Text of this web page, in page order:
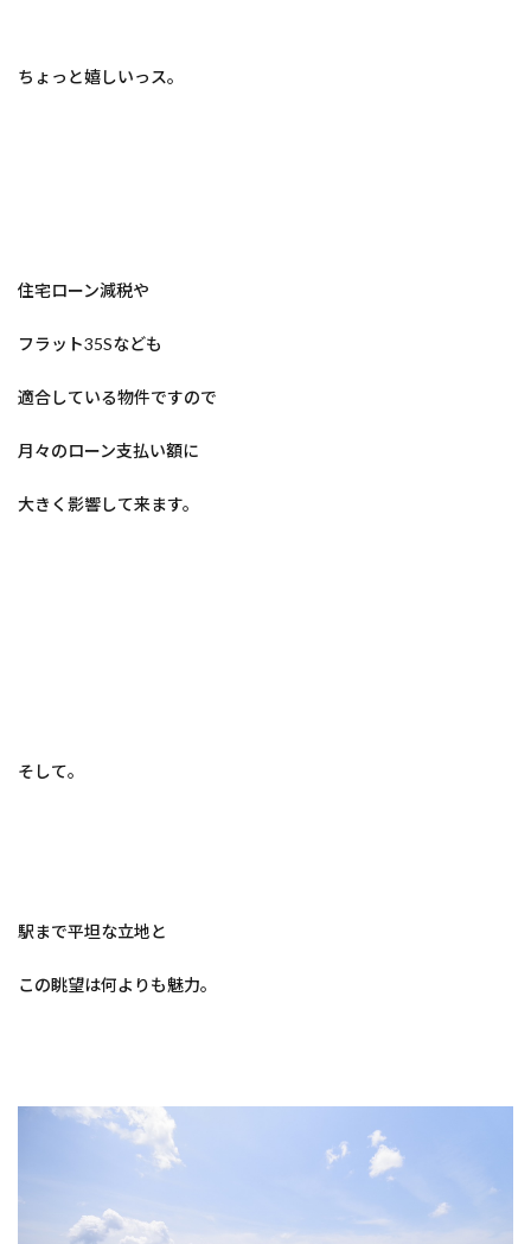
ちょっと嬉しいっス。
住宅ローン減税や
フラット35Sなども
適合している物件ですので
月々のローン支払い額に
大きく影響して来ます。
そして。
駅まで平坦な立地と
この眺望は何よりも魅力。